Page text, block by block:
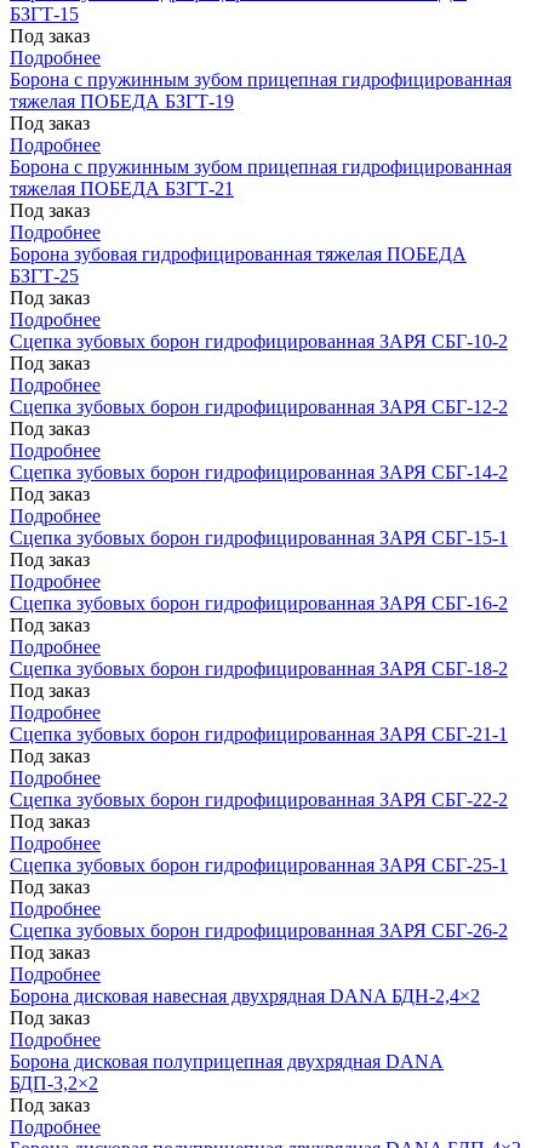
БЗГТ-15
Под заказ
Подробнее
Борона с пружинным зубом прицепная гидрофицированная
тяжелая ПОБЕДА БЗГТ-19
Под заказ
Подробнее
Борона с пружинным зубом прицепная гидрофицированная
тяжелая ПОБЕДА БЗГТ-21
Под заказ
Подробнее
Борона зубовая гидрофицированная тяжелая ПОБЕДА
БЗГТ-25
Под заказ
Подробнее
Сцепка зубовых борон гидрофицированная ЗАРЯ СБГ-10-2
Под заказ
Подробнее
Сцепка зубовых борон гидрофицированная ЗАРЯ СБГ-12-2
Под заказ
Подробнее
Сцепка зубовых борон гидрофицированная ЗАРЯ СБГ-14-2
Под заказ
Подробнее
Сцепка зубовых борон гидрофицированная ЗАРЯ СБГ-15-1
Под заказ
Подробнее
Сцепка зубовых борон гидрофицированная ЗАРЯ СБГ-16-2
Под заказ
Подробнее
Сцепка зубовых борон гидрофицированная ЗАРЯ СБГ-18-2
Под заказ
Подробнее
Сцепка зубовых борон гидрофицированная ЗАРЯ СБГ-21-1
Под заказ
Подробнее
Сцепка зубовых борон гидрофицированная ЗАРЯ СБГ-22-2
Под заказ
Подробнее
Сцепка зубовых борон гидрофицированная ЗАРЯ СБГ-25-1
Под заказ
Подробнее
Сцепка зубовых борон гидрофицированная ЗАРЯ СБГ-26-2
Под заказ
Подробнее
Борона дисковая навесная двухрядная DANA БДН-2,4×2
Под заказ
Подробнее
Борона дисковая полуприцепная двухрядная DANA
БДП-3,2×2
Под заказ
Подробнее